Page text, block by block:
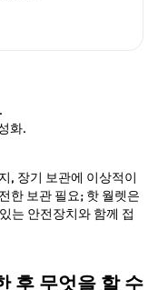
화.
, 장기 보관에 이상적이
한 보관 필요; 핫 월렛은
는 안전장치와 함께 접
후 무엇을 할 수